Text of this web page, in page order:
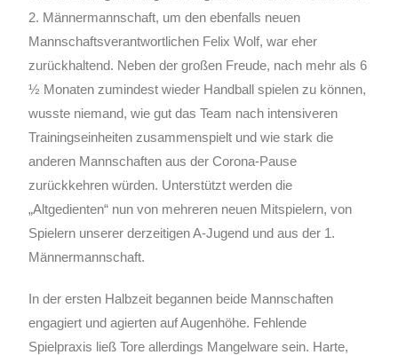
2. Männermannschaft, um den ebenfalls neuen
Mannschaftsverantwortlichen Felix Wolf, war eher
zurückhaltend. Neben der großen Freude, nach mehr als 6
½ Monaten zumindest wieder Handball spielen zu können,
wusste niemand, wie gut das Team nach intensiveren
Trainingseinheiten zusammenspielt und wie stark die
anderen Mannschaften aus der Corona-Pause
zurückkehren würden. Unterstützt werden die
„Altgedienten“ nun von mehreren neuen Mitspielern, von
Spielern unserer derzeitigen A-Jugend und aus der 1.
Männermannschaft.
In der ersten Halbzeit begannen beide Mannschaften
engagiert und agierten auf Augenhöhe. Fehlende
Spielpraxis ließ Tore allerdings Mangelware sein. Harte,